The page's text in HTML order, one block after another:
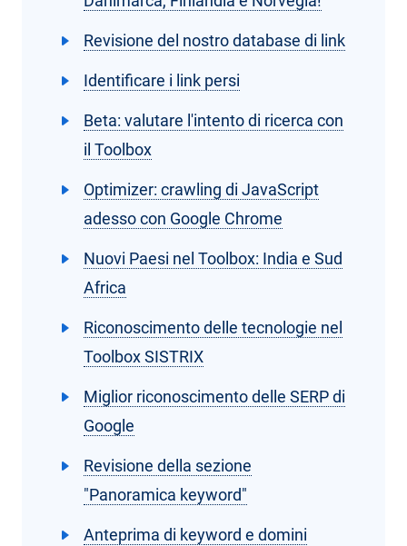
Revisione del nostro database di link
Identificare i link persi
Beta: valutare l'intento di ricerca con
il Toolbox
Optimizer: crawling di JavaScript
adesso con Google Chrome
Nuovi Paesi nel Toolbox: India e Sud
Africa
Riconoscimento delle tecnologie nel
Toolbox SISTRIX
Miglior riconoscimento delle SERP di
Google
Revisione della sezione
"Panoramica keyword"
Anteprima di keyword e domini